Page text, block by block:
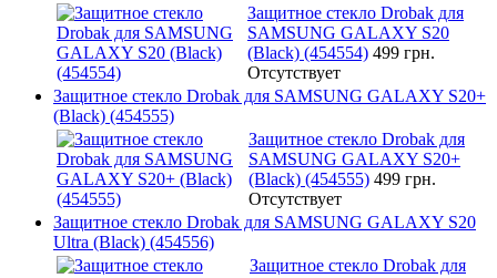
Защитное стекло Drobak для
SAMSUNG GALAXY S20
(Black) (454554) 499 грн.
Отсутствует
Защитное стекло Drobak для SAMSUNG GALAXY S20+
(Black) (454555)
Защитное стекло Drobak для
SAMSUNG GALAXY S20+
(Black) (454555) 499 грн.
Отсутствует
Защитное стекло Drobak для SAMSUNG GALAXY S20
Ultra (Black) (454556)
Защитное стекло Drobak для